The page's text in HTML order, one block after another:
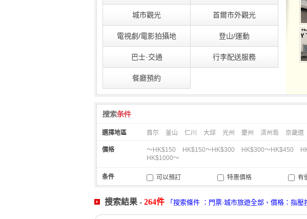
城市觀光 首爾市外觀光
電視劇/電影拍攝地 登山/運動
巴士·交通 行李配送服務
餐廳預約
選擇地區 首尔 釜山 仁川 大邱 光州 慶州 済州島 京畿道
價格 ～HK$150 HK$150～HK$300 HK$300～HK$450
HK$1000～
条件 可以預訂 特惠價格 有
包含餐飲
兒童遊覽 中
團體報名
搜索結果 - 264件 「搜索條件 ：門票·城市旅遊全部、價格： 指壓